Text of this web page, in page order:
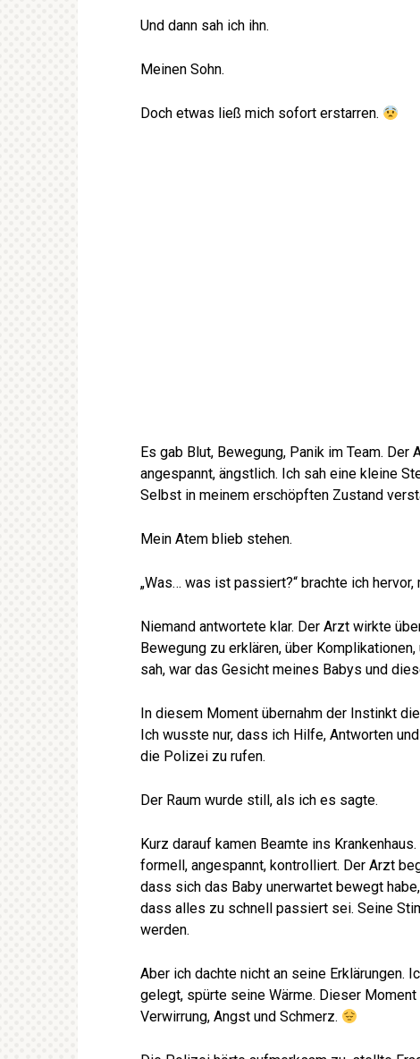
Und dann sah ich ihn.
Meinen Sohn.
Doch etwas ließ mich sofort erstarren.
Es gab Blut, Bewegung, Panik im Team.
angespannt, ängstlich. Ich sah eine kleine
Selbst in meinem erschöpften Zustand
Mein Atem blieb stehen.
„Was… was ist passiert?“ brachte ich hervor,
Niemand antwortete klar. Der Arzt wirkte
Bewegung zu erklären, über
sah, war das Gesicht meines Babys und
In diesem Moment übernahm der Instinkt
Ich wusste nur, dass ich Hilfe, Antworten
die Polizei zu rufen.
Der Raum wurde still, als ich es sagte.
Kurz darauf kamen Beamte ins
formell, angespannt, kontrolliert. Der Arzt
dass sich das Baby unerwartet bewegt
dass alles zu schnell passiert sei. Seine
werden.
Aber ich dachte nicht an seine Erklärungen.
gelegt, spürte seine Wärme. Dieser
Verwirrung, Angst und Schmerz.